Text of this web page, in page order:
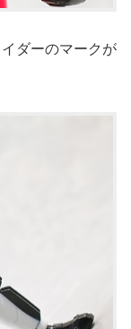
ダーのマークが